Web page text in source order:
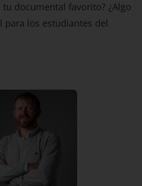
tu documental favorito? ¿Algo
para los estudiantes del